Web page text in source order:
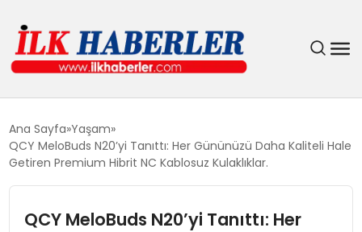
EĞITIM
Ana Sayfa Yaşam
QCY MeloBuds N20’yi Tanıttı: Her Gününüzü Daha Kaliteli Hale
Getiren Premium Hibrit NC Kablosuz Kulaklıklar.
QCY MeloBuds N20’yi Tanıttı: Her